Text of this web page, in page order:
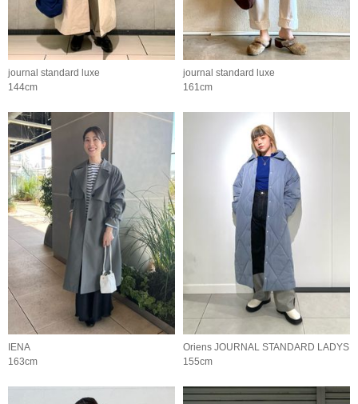
journal standard luxe
144cm
journal standard luxe
161cm
IENA
163cm
Oriens JOURNAL STANDARD LADYS
155cm